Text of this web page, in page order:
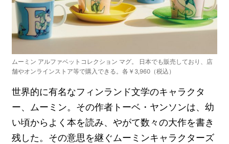
ムーミン アルファベットコレクション マグ。 日本でも販売しており、店
舗やオンラインストア等で購入できる。各￥3,960（税込）
世界的に有名なフィンランド文学のキャラクタ
ー、ムーミン。その作者トーベ・ヤンソンは、幼
い頃からよく本を読み、やがて数々の大作を書き
残した。その意思を継ぐムーミンキャラクターズ